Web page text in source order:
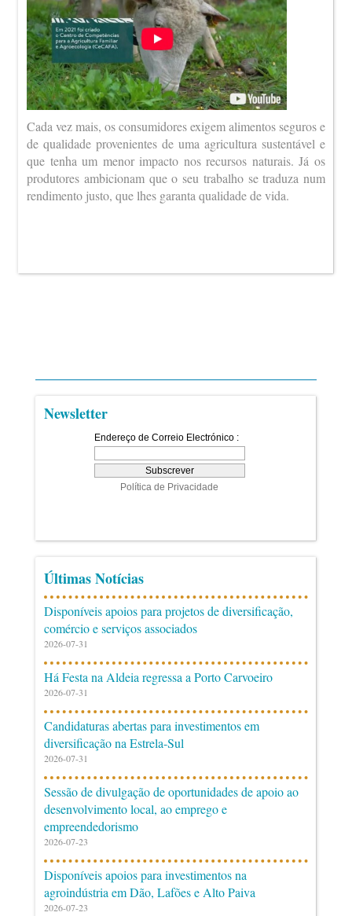
Cada vez mais, os consumidores exigem alimentos seguros e
de qualidade provenientes de uma agricultura sustentável e
que tenha um menor impacto nos recursos naturais. Já os
produtores ambicionam que o seu trabalho se traduza num
rendimento justo, que lhes garanta qualidade de vida.
Newsletter
Últimas Notícias
Disponíveis apoios para projetos de diversificação,
comércio e serviços associados
2026-07-31
Há Festa na Aldeia regressa a Porto Carvoeiro
2026-07-31
Candidaturas abertas para investimentos em
diversificação na Estrela-Sul
2026-07-31
Sessão de divulgação de oportunidades de apoio ao
desenvolvimento local, ao emprego e
empreendedorismo
2026-07-23
Disponíveis apoios para investimentos na
agroindústria em Dão, Lafões e Alto Paiva
2026-07-23